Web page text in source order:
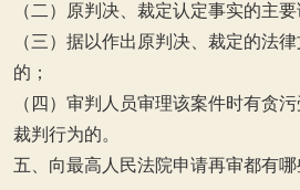
（二）原判决、裁定认定事实的主要
（三）据以作出原判决、裁定的法
的；
（四）审判人员审理该案件时有贪
裁判行为的。
五、向最高人民法院申请再审都有哪